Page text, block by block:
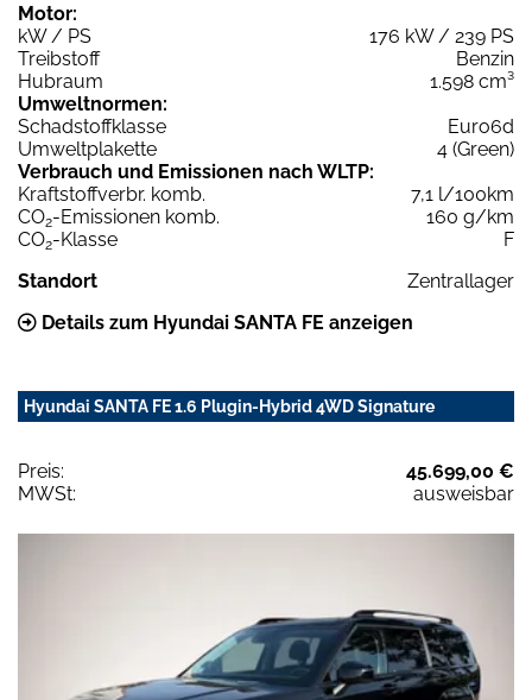
Motor:
kW / PS
176 kW / 239 PS
Treibstoff
Benzin
Hubraum
1.598 cm³
Umweltnormen:
Schadstoffklasse
Euro6d
Umweltplakette
4 (Green)
Verbrauch und Emissionen nach WLTP:
Kraftstoffverbr. komb.
7,1 l/100km
CO2-Emissionen komb.
160 g/km
CO2-Klasse
F
Standort
Zentrallager
Details zum Hyundai SANTA FE anzeigen
Hyundai SANTA FE 1.6 Plugin-Hybrid 4WD Signature
Preis:
45.699,00 €
MWSt:
ausweisbar